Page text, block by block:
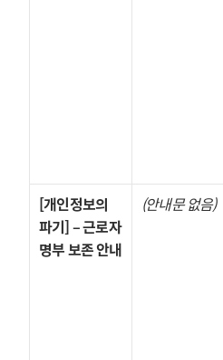
[개인정보의
파기] – 근로자
명부 보존 안내
(안내문 없음)